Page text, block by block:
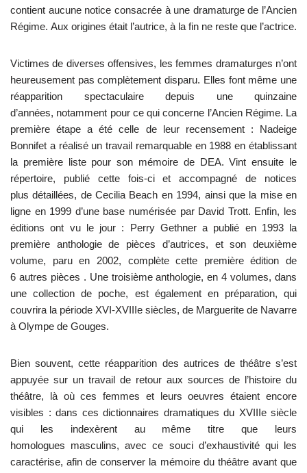
contient aucune notice consacrée à une dramaturge de l’Ancien
Régime. Aux origines était l’autrice, à la fin ne reste que l’actrice.
Victimes de diverses offensives, les femmes dramaturges n’ont
heureusement pas complètement disparu. Elles font même une
réapparition spectaculaire depuis une quinzaine
d’années, notamment pour ce qui concerne l’Ancien Régime. La
première étape a été celle de leur recensement : Nadeige
Bonnifet a réalisé un travail remarquable en 1988 en établissant
la première liste pour son mémoire de DEA. Vint ensuite le
répertoire, publié cette fois-ci et accompagné de notices
plus détaillées, de Cecilia Beach en 1994, ainsi que la mise en
ligne en 1999 d’une base numérisée par David Trott. Enfin, les
éditions ont vu le jour : Perry Gethner a publié en 1993 la
première anthologie de pièces d’autrices, et son deuxième
volume, paru en 2002, complète cette première édition de
6 autres pièces . Une troisième anthologie, en 4 volumes, dans
une collection de poche, est également en préparation, qui
couvrira la période XVI-XVIIIe siècles, de Marguerite de Navarre
à Olympe de Gouges.
Bien souvent, cette réapparition des autrices de théâtre s’est
appuyée sur un travail de retour aux sources de l’histoire du
théâtre, là où ces femmes et leurs oeuvres étaient encore
visibles : dans ces dictionnaires dramatiques du XVIIIe siècle
qui les indexèrent au même titre que leurs
homologues masculins, avec ce souci d’exhaustivité qui les
caractérise, afin de conserver la mémoire du théâtre avant que